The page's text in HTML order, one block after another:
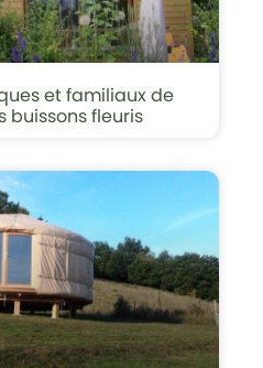
et familiaux de
buissons fleuris